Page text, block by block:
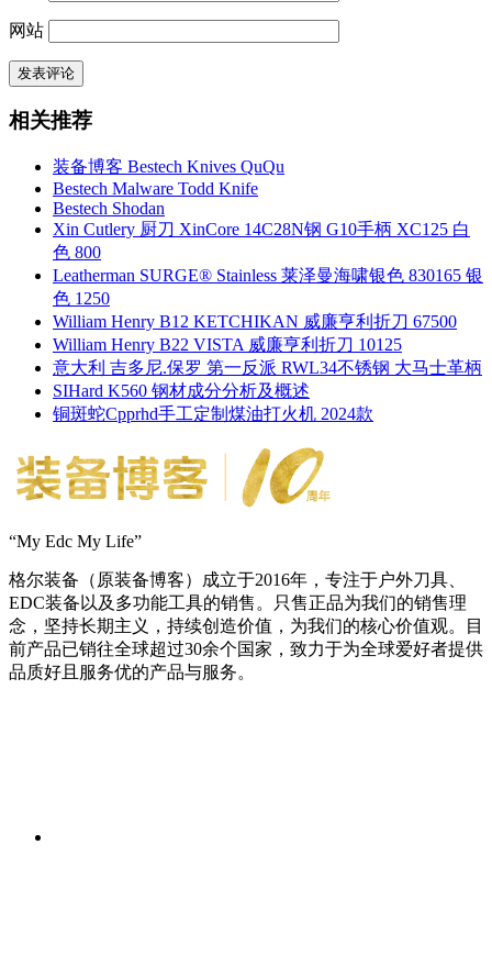
网站
相关推荐
装备博客 Bestech Knives QuQu
Bestech Malware Todd Knife
Bestech Shodan
Xin Cutlery 厨刀 XinCore 14C28N钢 G10手柄 XC125 白
色 800
Leatherman SURGE® Stainless 莱泽曼海啸银色 830165 银
色 1250
William Henry B12 KETCHIKAN 威廉亨利折刀 67500
William Henry B22 VISTA 威廉亨利折刀 10125
意大利 吉多尼.保罗 第一反派 RWL34不锈钢 大马士革柄
SIHard K560 钢材成分分析及概述
铜斑蛇Cpprhd手工定制煤油打火机 2024款
“My Edc My Life”
格尔装备（原装备博客）成立于2016年，专注于户外刀具、
EDC装备以及多功能工具的销售。只售正品为我们的销售理
念，坚持长期主义，持续创造价值，为我们的核心价值观。目
前产品已销往全球超过30余个国家，致力于为全球爱好者提供
品质好且服务优的产品与服务。